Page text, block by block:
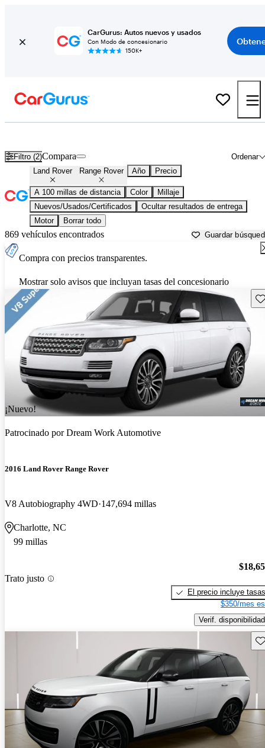
CarGurus: Autos nuevos y usados
Con Modo de concesionario
150K+
Filtro (2) Ordenar
Compara
Land Rover Range Rover Año Precio
A 100 millas de distancia Color
Millaje
Nuevos/Usados/Certificados
Ocultar resultados de entrega
Motor
Borrar todo
869 vehículos encontrados Guardar
Compra con precios transparentes.
Mostrar solo avisos que incluyan tasas del concesionario
¡Nuevo!
Patrocinado porDream Work Automotive
2016 Land Rover Range Rover
V8 Autobiography 4WD 147,694 millas
Charlotte, NC
99 millas
Trato justo
El precio incluye tasas
$350/mes
Verif. disponibilidad